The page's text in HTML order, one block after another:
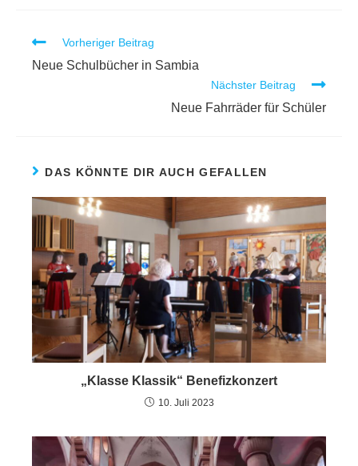
Vorheriger Beitrag
Neue Schulbücher in Sambia
Nächster Beitrag
Neue Fahrräder für Schüler
DAS KÖNNTE DIR AUCH GEFALLEN
„Klasse Klassik“ Benefizkonzert
10. Juli 2023